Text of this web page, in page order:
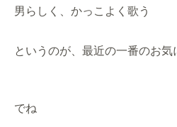
男らしく、かっこよく歌う
というのが、最近の一番のお気
でね